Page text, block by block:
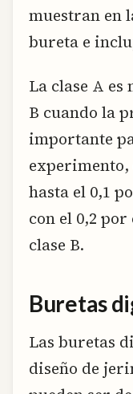
muestran en
bureta e
La clase A
B cuando la
importante
experimento,
hasta el 0,1
con el 0,2
clase B.
Buretas
Las buretas
diseño de